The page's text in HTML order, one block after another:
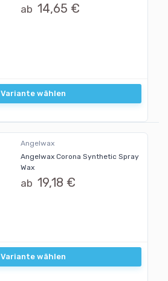
ab 14,65 €
Variante wählen
Angelwax
Angelwax Corona Synthetic Spray
Wax
ab 19,18 €
Variante wählen